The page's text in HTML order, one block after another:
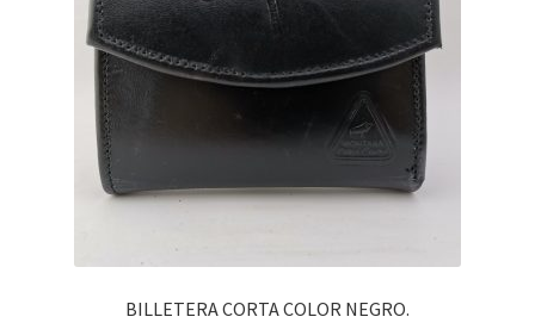
BILLETERA CORTA COLOR NEGRO.